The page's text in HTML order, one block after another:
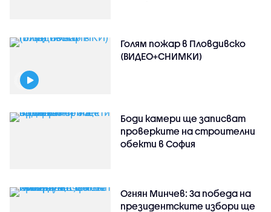
Голям пожар в Пловдивско
(ВИДЕО+СНИМКИ)
Боди камери ще записват
проверките на строителни
обекти в София
Огнян Минчев: За победа на
президентските избори ще